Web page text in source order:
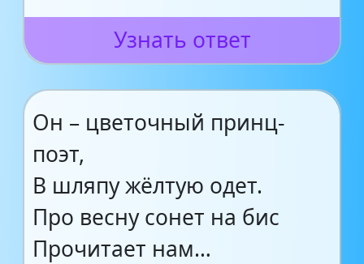
Узнать ответ
Он – цветочный принц-
поэт,
В шляпу жёлтую одет.
Про весну сонет на бис
Прочитает нам…